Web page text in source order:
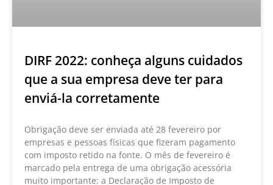
DIRF 2022: conheça alguns cuidados
que a sua empresa deve ter para
enviá-la corretamente
Obrigação deve ser enviada até 28 fevereiro por
empresas e pessoas físicas que fizeram pagamento
com imposto retido na fonte. O mês de fevereiro é
marcado pela entrega de uma obrigação acessória
muito importante: a Declaração de Imposto de